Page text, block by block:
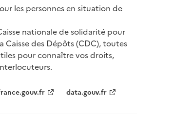
les personnes en situation de
nationale de solidarité pour
des Dépôts (CDC), toutes
pour connaître vos droits,
data.gouv.fr